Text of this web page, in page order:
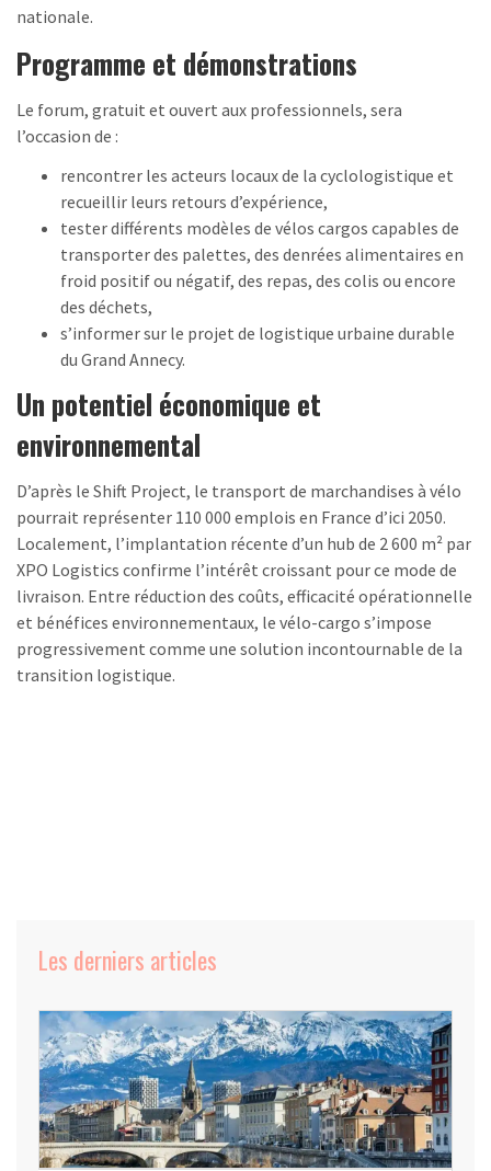
nationale.
Programme et démonstrations
Le forum, gratuit et ouvert aux professionnels, sera
l’occasion de :
rencontrer les acteurs locaux de la cyclologistique et
recueillir leurs retours d’expérience,
tester différents modèles de vélos cargos capables de
transporter des palettes, des denrées alimentaires en
froid positif ou négatif, des repas, des colis ou encore
des déchets,
s’informer sur le projet de logistique urbaine durable
du Grand Annecy.
Un potentiel économique et
environnemental
D’après le Shift Project, le transport de marchandises à vélo
pourrait représenter 110 000 emplois en France d’ici 2050.
Localement, l’implantation récente d’un hub de 2 600 m² par
XPO Logistics confirme l’intérêt croissant pour ce mode de
livraison. Entre réduction des coûts, efficacité opérationnelle
et bénéfices environnementaux, le vélo-cargo s’impose
progressivement comme une solution incontournable de la
transition logistique.
Les derniers articles